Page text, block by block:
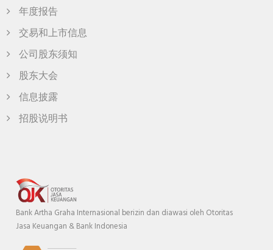
年度报告
交易和上市信息
公司股东须知
股东大会
信息披露
招股说明书
Bank Artha Graha Internasional berizin dan diawasi oleh Otoritas
Jasa Keuangan & Bank Indonesia